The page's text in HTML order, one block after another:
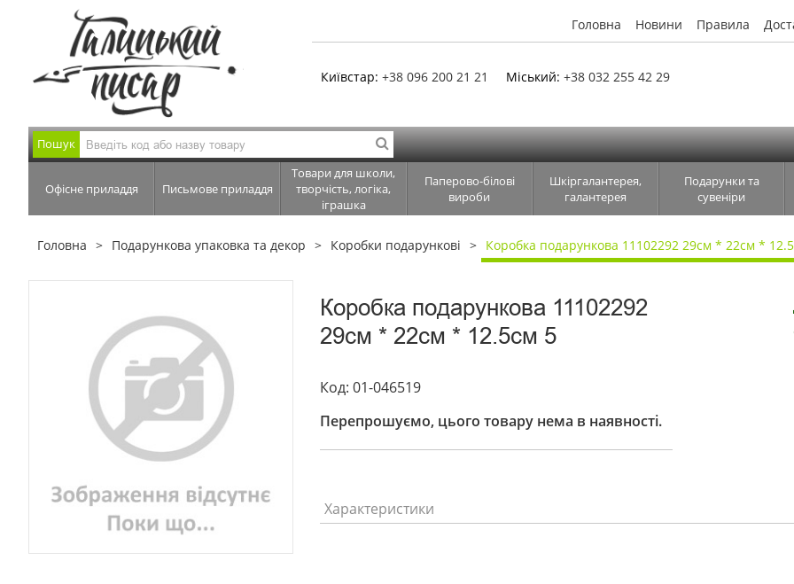
Головна Новини Правила
Київстар: +38 096 200 21 21 Міський: +38 032 255 42 29
Пошук
Офісне приладдя Письмове приладдя
Товари для школи,
творчість, логіка,
іграшка
Паперово-білові
вироби
Шкіргалантерея,
галантерея
Подарунки та
сувеніри
Головна Подарункова упаковка та декор Коробки подарункові Коробка подарункова 11102292 29см * 22см *
Коробка подарункова 11102292
29см * 22см * 12.5см 5
Код: 01-046519
Перепрошуємо, цього товару нема в наявності.
Характеристики